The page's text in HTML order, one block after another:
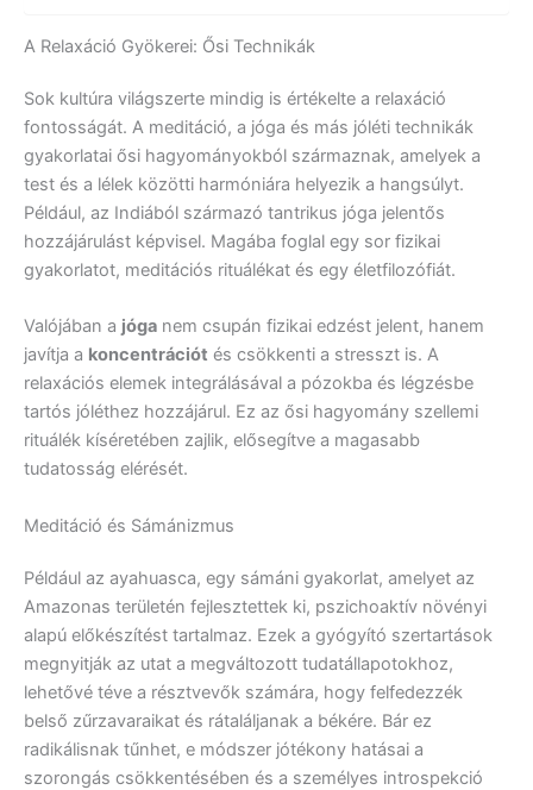
A Relaxáció Gyökerei: Ősi Technikák
Sok kultúra világszerte mindig is értékelte a relaxáció
fontosságát. A meditáció, a jóga és más jóléti technikák
gyakorlatai ősi hagyományokból származnak, amelyek a
test és a lélek közötti harmóniára helyezik a hangsúlyt.
Például, az Indiából származó tantrikus jóga jelentős
hozzájárulást képvisel. Magába foglal egy sor fizikai
gyakorlatot, meditációs rituálékat és egy életfilozófiát.
Valójában a jóga nem csupán fizikai edzést jelent, hanem
javítja a koncentrációt és csökkenti a stresszt is. A
relaxációs elemek integrálásával a pózokba és légzésbe
tartós jóléthez hozzájárul. Ez az ősi hagyomány szellemi
rituálék kíséretében zajlik, elősegítve a magasabb
tudatosság elérését.
Meditáció és Sámánizmus
Például az ayahuasca, egy sámáni gyakorlat, amelyet az
Amazonas területén fejlesztettek ki, pszichoaktív növényi
alapú előkészítést tartalmaz. Ezek a gyógyító szertartások
megnyitják az utat a megváltozott tudatállapotokhoz,
lehetővé téve a résztvevők számára, hogy felfedezzék
belső zűrzavaraikat és rátaláljanak a békére. Bár ez
radikálisnak tűnhet, e módszer jótékony hatásai a
szorongás csökkentésében és a személyes introspekció